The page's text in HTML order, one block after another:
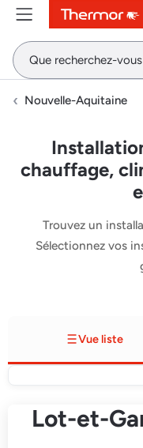
ContenuMenu
Nouvelle-Aquitaine
chauffage,
Trouvez un
Sélectionnez vos
Vue liste
Lot-et-